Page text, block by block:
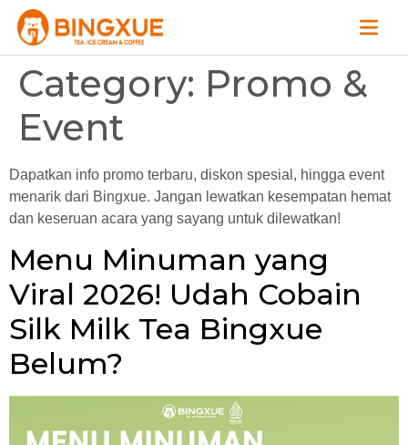
Category: Promo &
Event
Dapatkan info promo terbaru, diskon spesial, hingga event
menarik dari Bingxue. Jangan lewatkan kesempatan hemat
dan keseruan acara yang sayang untuk dilewatkan!
Menu Minuman yang
Viral 2026! Udah Cobain
Silk Milk Tea Bingxue
Belum?